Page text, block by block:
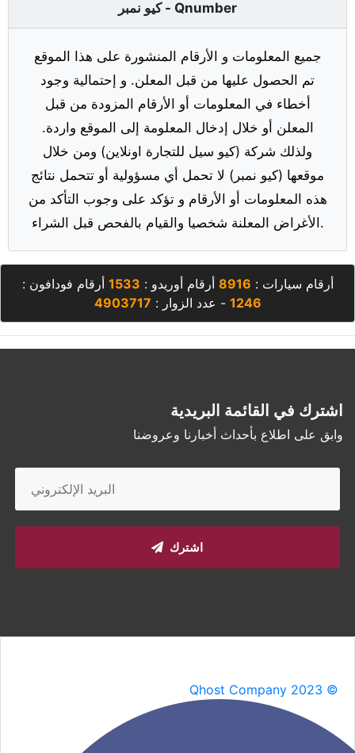
كيو نمبر - Qnumber
جميع المعلومات و الأرقام المنشورة على هذا الموقع
تم الحصول عليها من قبل المعلن. و إحتمالية وجود
أخطاء في المعلومات أو الأرقام المزودة من قبل
المعلن أو خلال إدخال المعلومة إلى الموقع واردة.
ولذلك شركة (كيو سيل للتجارة اونلاين) ومن خلال
موقعها (كيو نمبر) لا تحمل أي مسؤولية أو تتحمل نتائج
هذه المعلومات أو الأرقام و تؤكد على وجوب التأكد من
الأغراض المعلنة شخصيا والقيام بالفحص قبل الشراء.
أرقام سيارات : 8916 أرقام أوريدو : 1533 أرقام فودافون :
1246 - عدد الزوار : 4903717
اشترك في القائمة البريدية
وابق على اطلاع بأحداث أخبارنا وعروضنا
اشترك
Qhost Company 2023 ©